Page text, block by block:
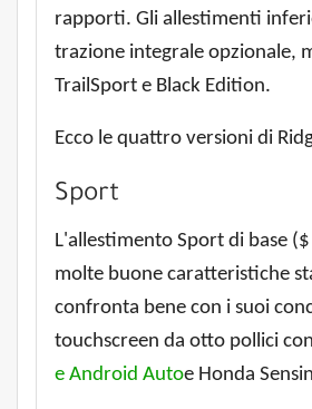
rapporti. Gli allestimenti
trazione integrale opzionale,
TrailSport e Black Edition.
Ecco le quattro versioni di
Sport
L'allestimento Sport di base
molte buone caratteristiche
confronta bene con i suoi
touchscreen da otto pollici con
e Android Autoe Honda